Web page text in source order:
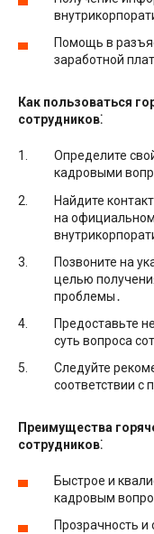
Помощь в
заработной
Как пользоваться
сотрудников⁚
Определите
кадровыми
Найдите
на
Позвоните на
целью
проблемы․
Предоставьте
суть вопроса
Следуйте
соответствии с
Преимущества
сотрудников⁚
Быстрое и
кадровым
Прозрачность